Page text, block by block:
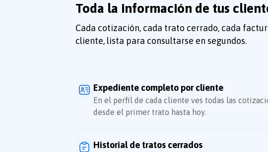
Toda la información de tus
Cada cotización, cada trato cerrado, cada
cliente, lista para consultarse en segundos.
Expediente completo por cliente
En el perfil de cada cliente ves todas las
desde el primer trato hasta hoy.
Historial de tratos cerrados